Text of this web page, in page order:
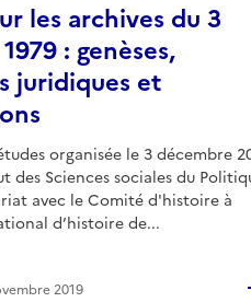
les archives du 3
: genèses,
juridiques et
organisée le 3 décembre
des Sciences sociales du
avec le Comité d'histoire à
d’histoire de...
2019